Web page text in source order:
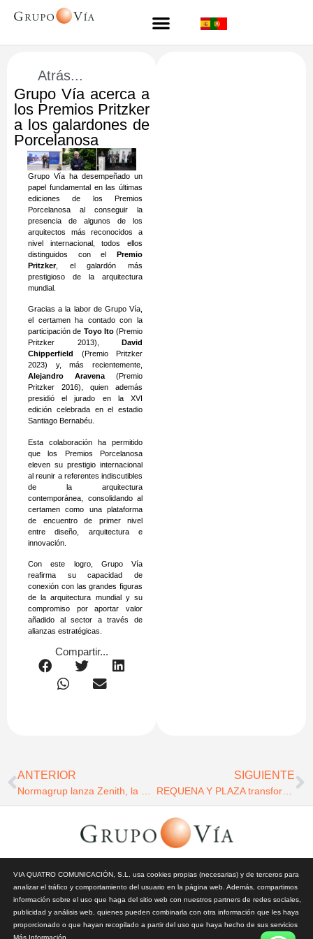
Atrás...
Grupo Vía acerca a
los Premios Pritzker
a los galardones de
Porcelanosa
Grupo Vía ha desempeñado un
papel fundamental en las últimas
ediciones de los Premios
Porcelanosa al conseguir la
presencia de algunos de los
arquitectos más reconocidos a
nivel internacional, todos ellos
distinguidos con el Premio
Pritzker, el galardón más
prestigioso de la arquitectura
mundial.
Gracias a la labor de Grupo Vía,
el certamen ha contado con la
participación de Toyo Ito(Premio
Pritzker 2013),
David
Chipperfield
(Premio Pritzker
2023) y, más recientemente,
Alejandro Aravena (Premio
Pritzker 2016), quien además
presidió el jurado en la XVI
edición celebrada en el estadio
Santiago Bernabéu.
Esta colaboración ha permitido
que los Premios Porcelanosa
eleven su prestigio internacional
al reunir a referentes indiscutibles
de la arquitectura
contemporánea, consolidando al
certamen como una plataforma
de encuentro de primer nivel
entre diseño, arquitectura e
innovación.
Con este logro, Grupo Vía
reafirma su capacidad de
conexión con las grandes figuras
de la arquitectura mundial y su
compromiso por aportar valor
añadido al sector a través de
alianzas estratégicas.
Compartir...
ANTERIOR
Normagrup lanza Zenith, la nueva pantalla LED de altas prestaciones de Normalit
SIGUIENTE
REQUENA Y PLAZA transforma el Hotel Meliá Costa Atlantis Tenerife en un homenaje al alma colonial canaria
| Grupo Vía | 2026 |Aviso Legal y Privacidad|Política de
VIA QUATRO COMUNICACIÓN, S.L. usa cookies propias (necesarias) y de terceros para
analizar el tráfico y comportamiento del usuario en la página web. Además, compartimos
información sobre el uso que haga del sitio web con nuestros partners de redes sociales,
publicidad y análisis web, quienes pueden combinarla con otra información que les haya
proporcionado o que hayan recopilado a partir del uso que haya hecho de sus servicios
Más Información